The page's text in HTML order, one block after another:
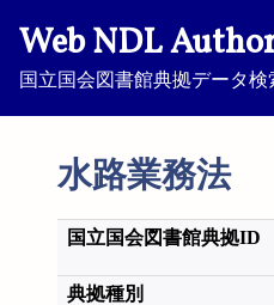
Web NDL
国立国会図書館典拠データ
水路業務法
国立国会図書館典拠ID
典拠種別